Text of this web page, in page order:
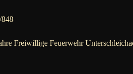
Freiwillige Feuerwehr